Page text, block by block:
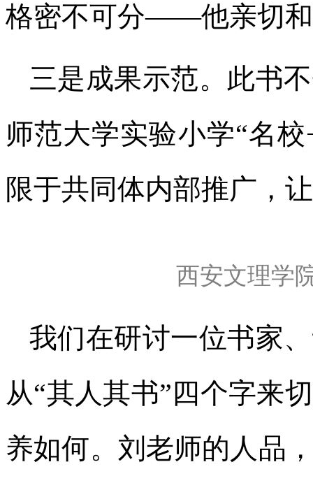
格密不可分——他亲切和
三是成果示范。此书
师范大学实验小学“名
限于共同体内部推广，
西安文理学
我们在研讨一位书家
从“其人其书”四个字来
养如何。刘老师的人品